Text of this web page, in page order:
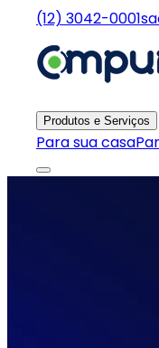
(12) 3042-0001
Produtos e Serviços
Para sua casa